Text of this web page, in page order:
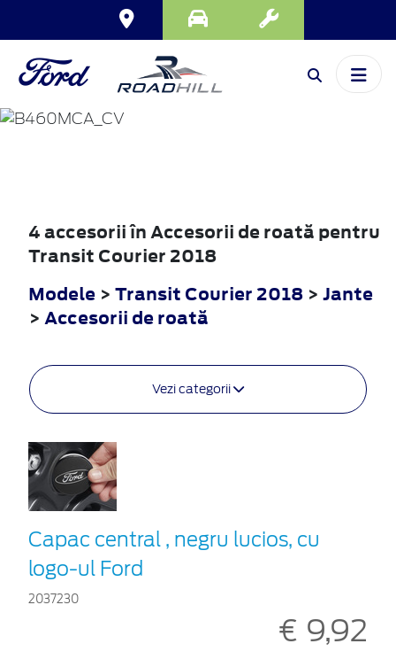
TRANSIT
COURIER
4 accesorii în Accesorii de roată pentru
Transit Courier 2018
Modele > Transit Courier 2018 > Jante
> Accesorii de roată
Vezi categorii
Capac central , negru lucios, cu
logo-ul Ford
2037230
€ 9,92